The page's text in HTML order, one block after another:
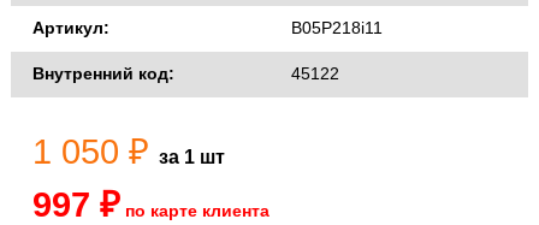
Артикул: B05P218i11
Внутренний код: 45122
1 050 ₽ за 1 шт
997 ₽ по карте клиента